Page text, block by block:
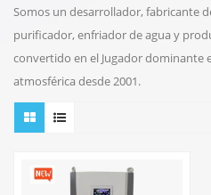
Somos un desarrollador, fabricante
purificador, enfriador de agua y
convertido en el Jugador dominante
atmosférica desde 2001.